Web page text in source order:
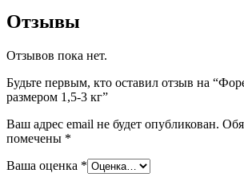
Отзывы
Отзывов пока нет.
Будьте первым, кто оставил отзыв на
размером 1,5-3 кг”
Ваш адрес email не будет опубликован.
помечены *
Ваша оценка *